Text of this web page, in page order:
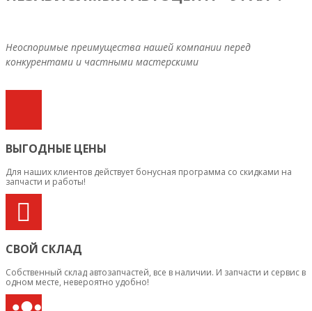
Неоспоримые преимущества нашей компании перед
конкурентами и частными мастерскими
ВЫГОДНЫЕ ЦЕНЫ
Для наших клиентов действует бонусная программа со скидками на
запчасти и работы!
СВОЙ СКЛАД
Собственный склад автозапчастей, все в наличии. И запчасти и сервис в
одном месте, невероятно удобно!